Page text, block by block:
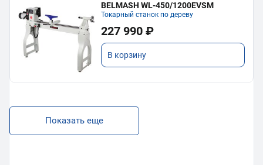
BELMASH WL-450/1200EVSM
Токарный станок по дереву
227 990 ₽
В корзину
Показать еще